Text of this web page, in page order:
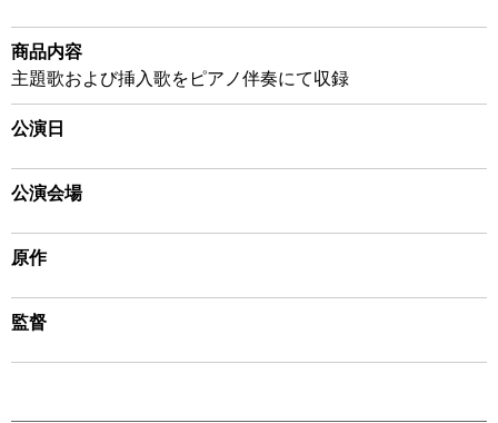
商品内容
主題歌および挿入歌をピアノ伴奏にて収録
公演日
公演会場
原作
監督